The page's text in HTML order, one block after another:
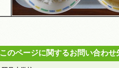
このページに関するお問い合わせ